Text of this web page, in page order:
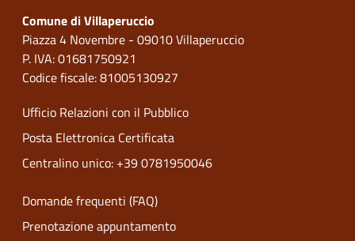
Comune di Villaperuccio
Piazza 4 Novembre - 09010 Villaperuccio
P. IVA: 01681750921
Codice fiscale: 81005130927
Ufficio Relazioni con il Pubblico
Posta Elettronica Certificata
Centralino unico: +39 0781950046
Domande frequenti (FAQ)
Prenotazione appuntamento